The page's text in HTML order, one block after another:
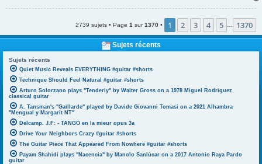
2739 sujets • Page 1 sur1370 • 1 2 3 4 5 1370
Sujets récents
Sujets récents
Quiet Music Reveals EVERYTHING #guitar #shorts
Technique Should Feel Natural #guitar #shorts
Arturo Solorzano plays "Tenderly" by Walter Gross on a 1978 Miguel Rodriguez
classical guitar
A. Tansman's "Gaillarde" played by Davide Giovanni Tomasi on a 2021 Alhambra
"Mengual y Margarit NT"
Delcamp. J.F: - TANGO en la mieur opus 3a
Drive Your Neighbors Crazy #guitar #shorts
The Guitar Piece That Appeared From Nowhere #guitar #shorts
Payam Shahidi plays "Nacencia" by Manolo Sanlúcar on a 2017 Antonio Raya Pardo
guitar